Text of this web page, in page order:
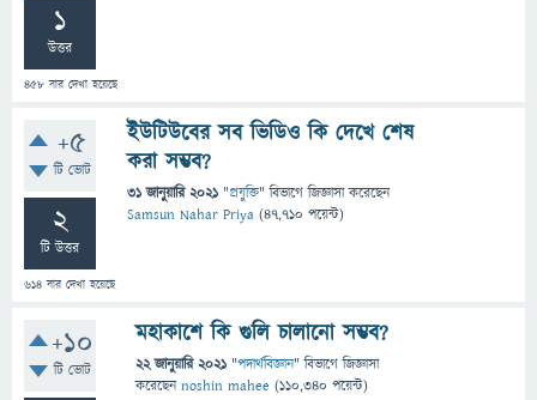
1
উত্তর
458 বার দেখা হয়েছে
+5
টি ভোট
2
টি উত্তর
614 বার দেখা হয়েছে
ইউটিউবের সব ভিডিও কি দেখে শেষ
করা সম্ভব?
31 জানুয়ারি 2021 "প্রযুক্তি" বিভাগে জিজ্ঞাসাকরেছেন
Samsun Nahar Priya (47,710 পয়েন্ট)
+10
টি ভোট
মহাকাশে কি গুলি চালানো সম্ভব?
22 জানুয়ারি 2021 "পদার্থবিজ্ঞান" বিভাগে জিজ্ঞাসা
করেছেনnoshin mahee (110,340 পয়েন্ট)